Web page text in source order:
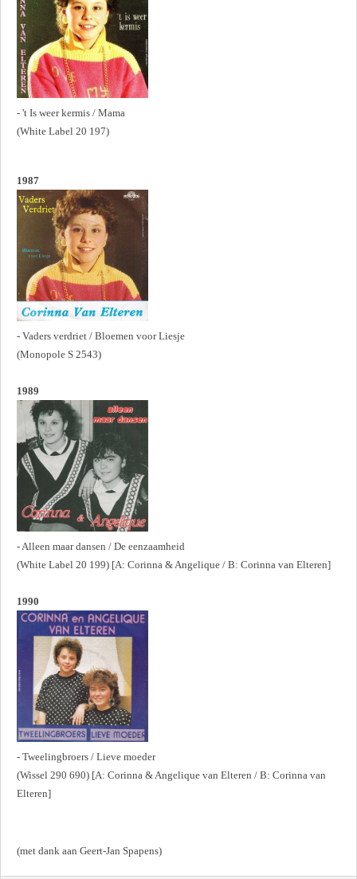
- 't Is weer kermis / Mama
(White Label 20 197)
1987
- Vaders verdriet / Bloemen voor Liesje
(Monopole S 2543)
1989
- Alleen maar dansen / De eenzaamheid
(White Label 20 199) [A: Corinna & Angelique / B: Corinna van Elteren]
1990
- Tweelingbroers / Lieve moeder
(Wissel 290 690) [A: Corinna & Angelique van Elteren / B: Corinna van
Elteren]
(met dank aan Geert-Jan Spapens)